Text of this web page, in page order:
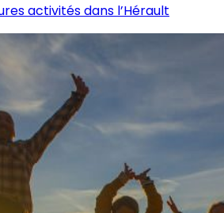
activités dans l’Hérault